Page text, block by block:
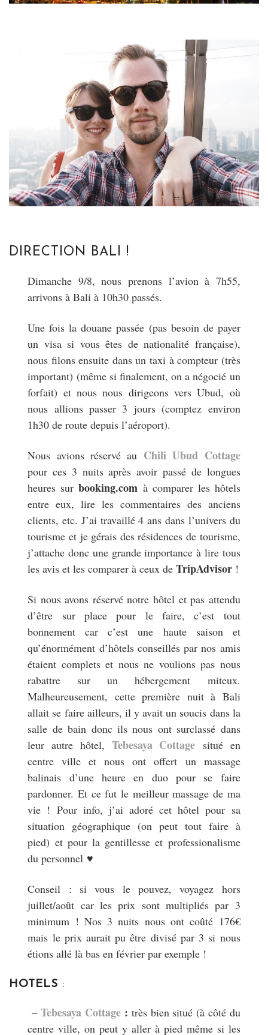
DIRECTION BALI !
Dimanche 9/8, nous prenons l’avion à 7h55,
arrivons à Bali à 10h30 passés.
Une fois la douane passée (pas besoin de payer
un visa si vous êtes de nationalité française),
nous filons ensuite dans un taxi à compteur (très
important) (même si finalement, on a négocié un
forfait) et nous nous dirigeons vers Ubud, où
nous allions passer 3 jours (comptez environ
1h30 de route depuis l’aéroport).
Nous avions réservé au Chili Ubud Cottage
pour ces 3 nuits après avoir passé de longues
heures surbooking.com à comparer les hôtels
entre eux, lire les commentaires des anciens
clients, etc. J’ai travaillé 4 ans dans l’univers du
tourisme et je gérais des résidences de tourisme,
j’attache donc une grande importance à lire tous
les avis et les comparer à ceux deTripAdvisor !
Si nous avons réservé notre hôtel et pas attendu
d’être sur place pour le faire, c’est tout
bonnement car c’est une haute saison et
qu’énormément d’hôtels conseillés par nos amis
étaient complets et nous ne voulions pas nous
rabattre sur un hébergement miteux.
Malheureusement, cette première nuit à Bali
allait se faire ailleurs, il y avait un soucis dans la
salle de bain donc ils nous ont surclassé dans
leur autre hôtel, Tebesaya Cottage situé en
centre ville et nous ont offert un massage
balinais d’une heure en duo pour se faire
pardonner. Et ce fut le meilleur massage de ma
vie ! Pour info, j’ai adoré cet hôtel pour sa
situation géographique (on peut tout faire à
pied) et pour la gentillesse et professionalisme
du personnel ♥
Conseil : si vous le pouvez, voyagez hors
juillet/août car les prix sont multipliés par 3
minimum ! Nos 3 nuits nous ont coûté 176€
mais le prix aurait pu être divisé par 3 si nous
étions allé là bas en février par exemple !
HOTELS :
– Tebesaya Cottage:très bien situé (à côté du
centre ville, on peut y aller à pied même si les